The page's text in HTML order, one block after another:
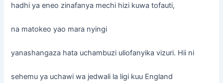
hadhi ya eneo zinafanya mechi hizi kuwa tofauti,
na matokeo yao mara nyingi
yanashangaza hata uchambuzi uliofanyika vizuri. Hii ni
sehemu ya uchawi wa jedwali la ligi kuu England